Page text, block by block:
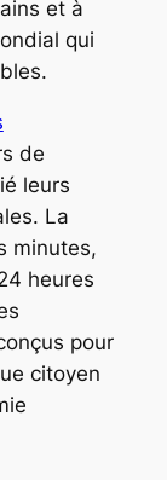
et à
qui
de
leurs
La
minutes,
heures
pour
citoyen